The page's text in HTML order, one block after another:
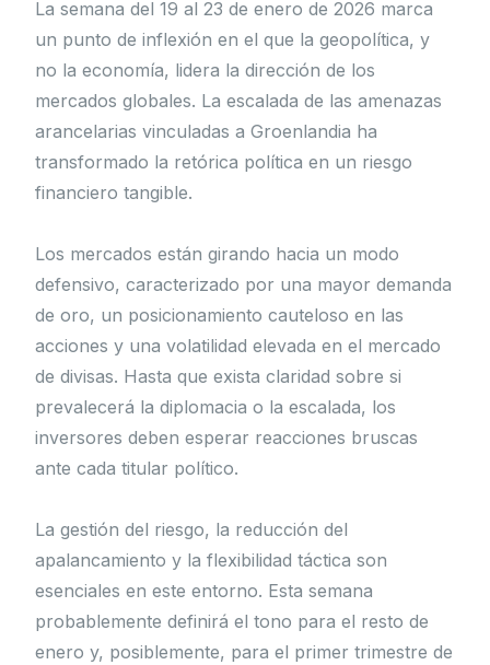
La semana del 19 al 23 de enero de 2026 marca
un punto de inflexión en el que la geopolítica, y
no la economía, lidera la dirección de los
mercados globales. La escalada de las amenazas
arancelarias vinculadas a Groenlandia ha
transformado la retórica política en un riesgo
financiero tangible.
Los mercados están girando hacia un modo
defensivo, caracterizado por una mayor demanda
de oro, un posicionamiento cauteloso en las
acciones y una volatilidad elevada en el mercado
de divisas. Hasta que exista claridad sobre si
prevalecerá la diplomacia o la escalada, los
inversores deben esperar reacciones bruscas
ante cada titular político.
La gestión del riesgo, la reducción del
apalancamiento y la flexibilidad táctica son
esenciales en este entorno. Esta semana
probablemente definirá el tono para el resto de
enero y, posiblemente, para el primer trimestre de